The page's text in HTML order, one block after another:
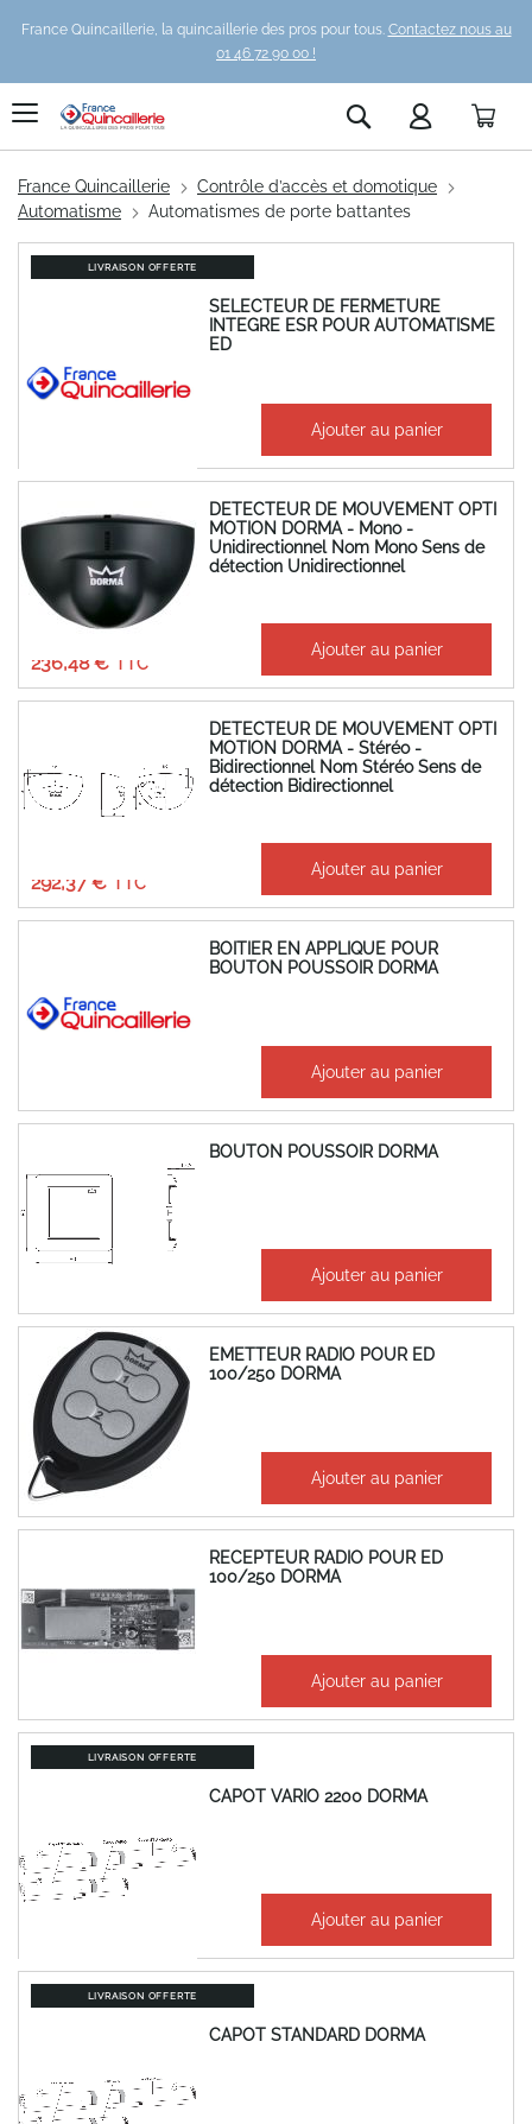
France Quincaillerie, la quincaillerie des pros pour tous. Contactez nous au
01 46 72 90 00 !
Rechercher
France Quincaillerie
Contrôle d’accès et domotique
Automatisme
Automatismes de porte battantes
LIVRAISON OFFERTE
SELECTEUR DE FERMETURE
INTEGRE ESR POUR AUTOMATISME
ED
Ajouter au panier
DETECTEUR DE MOUVEMENT OPTI
MOTION DORMA - Mono -
Unidirectionnel Nom Mono Sens de
détection Unidirectionnel
236,48 €
Ajouter au panier
DETECTEUR DE MOUVEMENT OPTI
MOTION DORMA - Stéréo -
Bidirectionnel Nom Stéréo Sens de
détection Bidirectionnel
292,37 €
Ajouter au panier
BOITIER EN APPLIQUE POUR
BOUTON POUSSOIR DORMA
Ajouter au panier
BOUTON POUSSOIR DORMA
90,72 € Ajouter au panier
EMETTEUR RADIO POUR ED
100/250 DORMA
323,61 €
269,67 € Ajouter au panier
RECEPTEUR RADIO POUR ED
100/250 DORMA
Ajouter au panier
LIVRAISON OFFERTE
CAPOT VARIO 2200 DORMA
Ajouter au panier
LIVRAISON OFFERTE
CAPOT STANDARD DORMA